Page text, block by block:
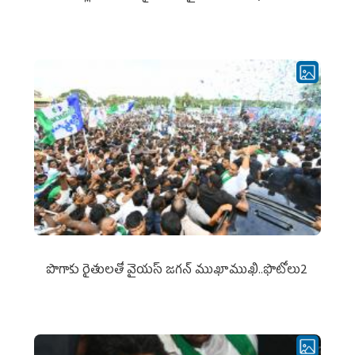
పొగాకు రైతుల‌తో వైయ‌స్ జ‌గ‌న్ ముఖాముఖి..ఫొటోలు2